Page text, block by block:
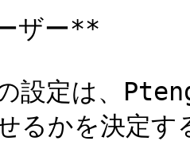
ザー**
設定は、
るかを決定